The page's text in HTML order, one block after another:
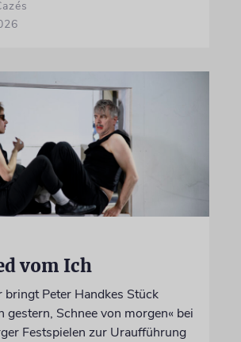
vom Ich
bringt Peter Handkes Stück
gestern, Schnee von morgen« bei
Festspielen zur Uraufführung